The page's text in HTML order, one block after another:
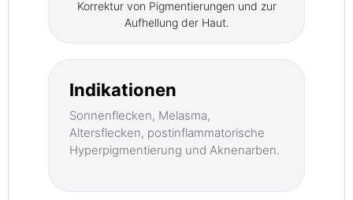
Korrektur von Pigmentierungen und zur
Aufhellung der Haut.
Indikationen
Sonnenflecken, Melasma,
Altersflecken, postinflammatorische
Hyperpigmentierung und Aknenarben.